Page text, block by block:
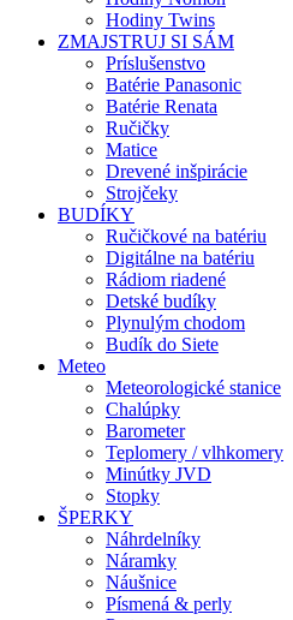
Hodiny Twins
ZMAJSTRUJ SI SÁM
Príslušenstvo
Batérie Panasonic
Batérie Renata
Ručičky
Matice
Drevené inšpirácie
Strojčeky
BUDÍKY
Ručičkové na batériu
Digitálne na batériu
Rádiom riadené
Detské budíky
Plynulým chodom
Budík do Siete
Meteo
Meteorologické stanice
Chalúpky
Barometer
Teplomery / vlhkomery
Minútky JVD
Stopky
ŠPERKY
Náhrdelníky
Náramky
Náušnice
Písmená & perly